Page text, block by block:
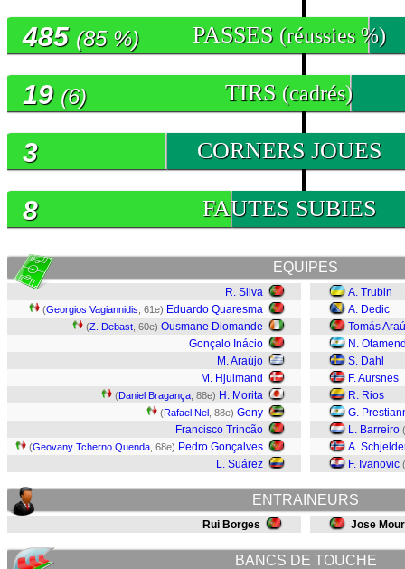
PASSES (réussies %)
485 (85 %)
TIRS (cadrés)
19 (6)
CORNERS JOUES
3
FAUTES SUBIES
8
EQUIPES
R. Silva
(Georgios Vagiannidis , 61e) Eduardo Quaresma
(Z. Debast , 60e) Ousmane Diomande
Gonçalo Inácio
M. Araújo
M. Hjulmand
(Daniel Bragança , 88e) H. Morita
(Rafael Nel , 88e) Geny
Francisco Trincão
(Geovany Tcherno Quenda , 68e) Pedro Gonçalves
L. Suárez
A. Trubin
A. Dedic
Tomás
N.
S. Dahl
F. Aursnes
R. Rios
G.
L. Barreiro (
A.
F. Ivanovic (
ENTRAINEURS
Rui Borges Jose
BANCS DE TOUCHE